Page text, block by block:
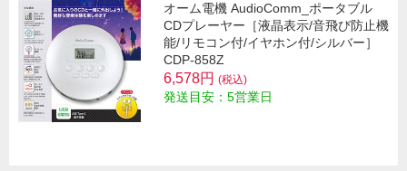
オーム電機 AudioComm_ポータブル
CDプレーヤー［液晶表示/音飛び防止機
能/リモコン付/イヤホン付/シルバー］
CDP-858Z
6,578円 (税込)
発送目安：5営業日